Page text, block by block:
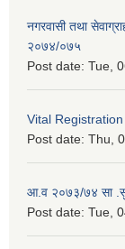
नगरवासी तथा
२०७४/०७५
Post date: Tue,
Vital
Post date: Thu,
आ.व २०७३/७४ सा .सु .
Post date: Tue,